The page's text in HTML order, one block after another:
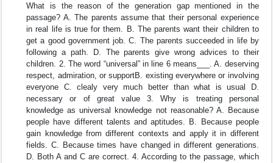
What is the reason of the generation gap mentioned in the
passage? A. The parents assume that their personal experience
in real life is true for them. B. The parents want their children to
get a good government job. C. The parents succeeded in life by
following a path. D. The parents give wrong advices to their
children. 2. The word “universal” in line 6 means___. A. deserving
respect, admiration, or supportB. existing everywhere or involving
everyone C. clealy very much better than what is usual D.
necessary or of great value 3. Why is treating personal
knowledge as universal knowledge not reasonable? A. Because
people have different talents and aptitudes. B. Because people
gain knowledge from different contexts and apply it in different
fields. C. Because times have changed in different generations.
D. Both A and C are correct. 4. According to the passage, which